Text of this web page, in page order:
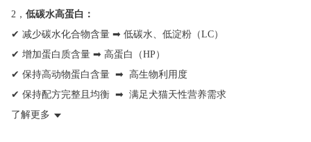
2 ， 低碳水高蛋白：
✔ 减少碳水化合物含量 ➡ 低碳水、低淀粉（LC）
✔ 增加蛋白质含量 ➡ 高蛋白（HP）
✔ 保持高动物蛋白含量 ➡ 高生物利用度
✔ 保持配方完整且均衡 ➡ 满足犬猫天性营养需求
了解更多